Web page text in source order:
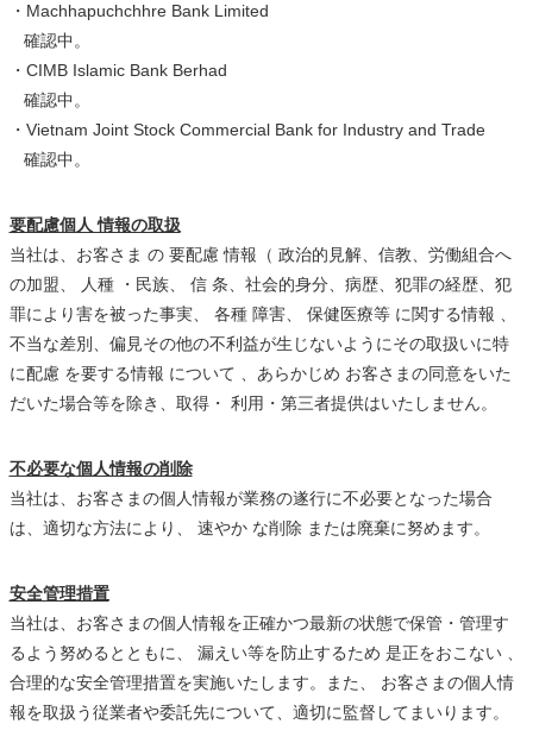
・Machhapuchchhre Bank Limited
確認中。
・CIMB Islamic Bank Berhad
確認中。
・Vietnam Joint Stock Commercial Bank for Industry and Trade
確認中。
要配慮個人 情報の取扱
当社は、お客さま の 要配慮 情報（ 政治的見解、信教、労働組合へ
の加盟、 人種 ・民族、 信 条、社会的身分、病歴、犯罪の経歴、犯
罪により害を被った事実、 各種 障害、 保健医療等 に関する情報 、
不当な差別、偏見その他の不利益が生じないようにその取扱いに特
に配慮 を要する情報 について 、あらかじめ お客さまの同意をいた
だいた場合等を除き、取得・ 利用・第三者提供はいたしません。
不必要な個人情報の削除
当社は、お客さまの個人情報が業務の遂行に不必要となった場合
は、適切な方法により、 速やか な削除 または廃棄に努めます。
安全管理措置
当社は、お客さまの個人情報を正確かつ最新の状態で保管・管理す
るよう努めるとともに、 漏えい等を防止するため 是正をおこない 、
合理的な安全管理措置を実施いたします。また、 お客さまの個人情
報を取扱う従業者や委託先について、適切に監督してまいります。